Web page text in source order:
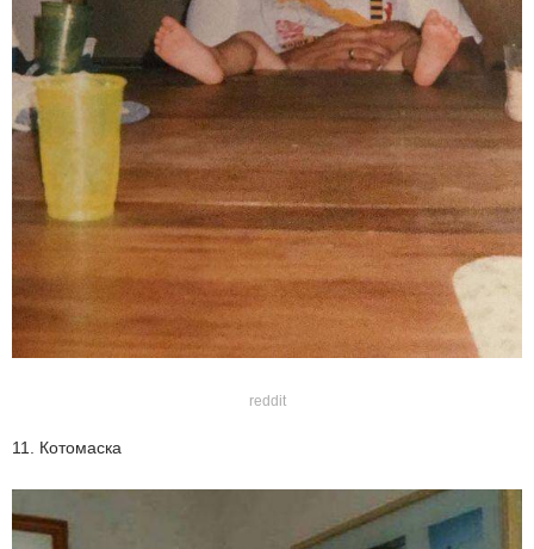
reddit
11. Котомаска